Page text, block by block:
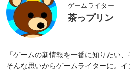
ゲームライター
茶っプリン
「ゲームの新情報を一番に知りたい
そんな思いからゲームライターに。